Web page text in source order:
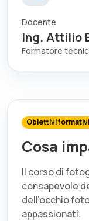
Docente
Ing. Attilio
Formatore
Obiettivi formativi
Cosa
Il corso di
consapevole
dell’occhio
appassionati.